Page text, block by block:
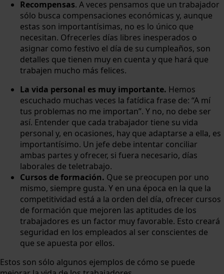
Recompensas. A veces pensamos que un trabajador
sólo busca compensaciones económicas y, aunque
estas son importantísimas, no es lo único que
necesitan. Ofrecerles días libres inesperados o
asignar como festivo el día de su cumpleaños, son
detalles que tienen muy en cuenta y que hará que
trabajen mucho más felices.
La vida personal es muy importante. Hemos
escuchado muchas veces la fatídica frase de: “A mí
tus problemas no me importan”. Y no, no debe ser
así. Entender que cada trabajador tiene su vida
personal y, en ocasiones, hay que adaptarse a ella, es
importantísimo. Un jefe debe intentar conciliar
ambas partes y ofrecer, si fuera necesario, días
laborales de teletrabajo.
Cursos de formación. Que se preocupen por uno
mismo, siempre gusta. Y en una época en la que la
competitividad está a la orden del día, ofrecer cursos
de formación que mejoren las aptitudes de los
trabajadores es un factor muy favorable. Esto creará
seguridad en los empleados al ser conscientes de
que se apuesta por ellos.
Estos son sólo algunos ejemplos de cómo se puede